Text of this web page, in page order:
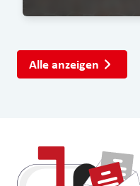
Alle anzeigen